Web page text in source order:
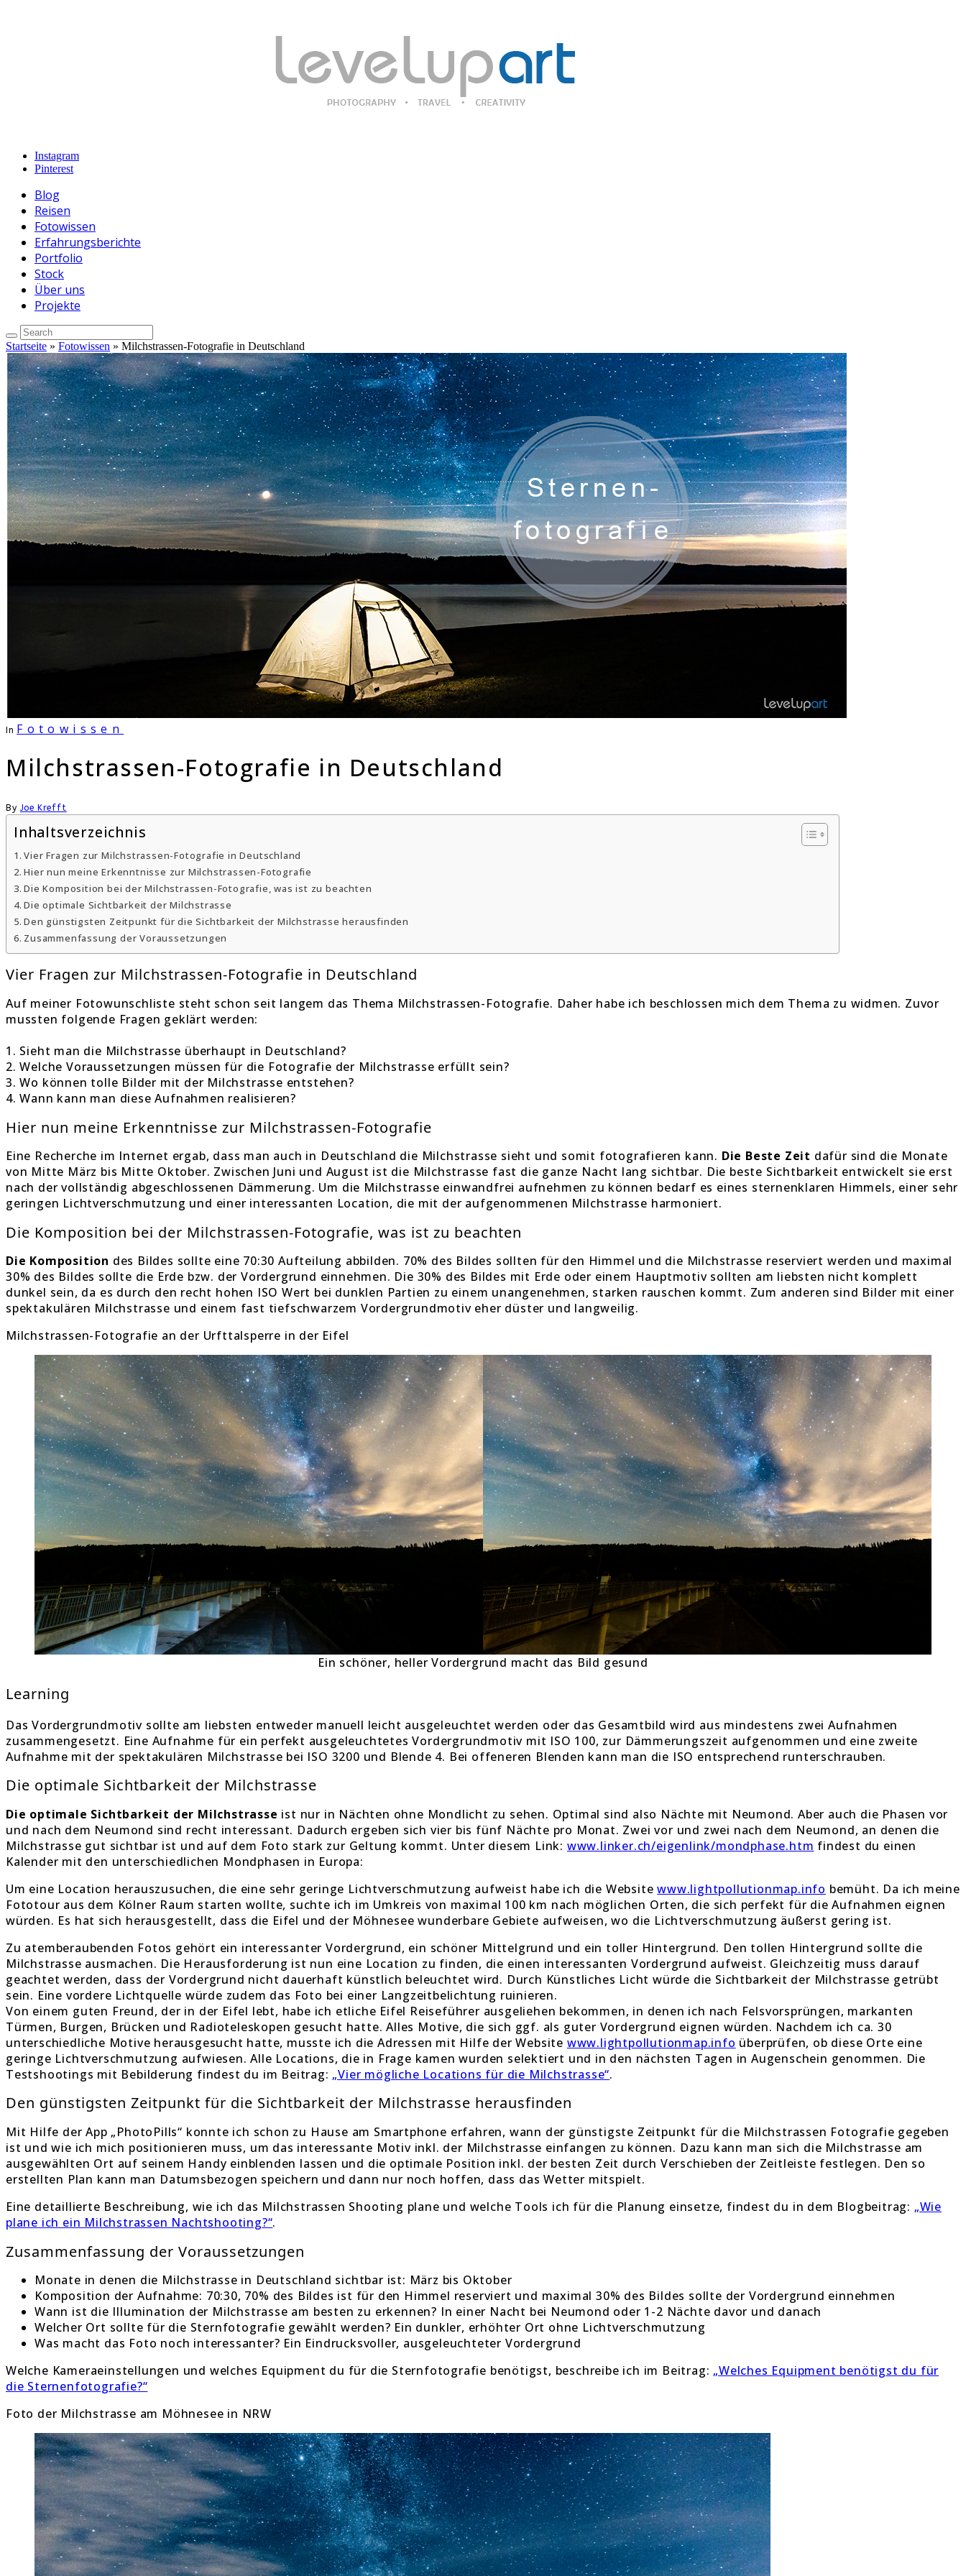
Instagram
Pinterest
Blog
Reisen
Fotowissen
Erfahrungsberichte
Portfolio
Stock
Über uns
Projekte
Startseite » Fotowissen » Milchstrassen-Fotografie in Deutschland
In Fotowissen
Milchstrassen-Fotografie in Deutschland
By Joe Krefft
Inhaltsverzeichnis
Vier Fragen zur Milchstrassen-Fotografie in Deutschland
Hier nun meine Erkenntnisse zur Milchstrassen-Fotografie
Die Komposition bei der Milchstrassen-Fotografie, was ist zu beachten
Die optimale Sichtbarkeit der Milchstrasse
Den günstigsten Zeitpunkt für die Sichtbarkeit der Milchstrasse herausfinden
Zusammenfassung der Voraussetzungen
Vier Fragen zur Milchstrassen-Fotografie in Deutschland
Auf meiner Fotowunschliste steht schon seit langem das Thema Milchstrassen-Fotografie. Daher habe ich beschlossen mich dem Thema zu widmen. Zuvor
mussten folgende Fragen geklärt werden:
1. Sieht man die Milchstrasse überhaupt in Deutschland?
2. Welche Voraussetzungen müssen für die Fotografie der Milchstrasse erfüllt sein?
3. Wo können tolle Bilder mit der Milchstrasse entstehen?
4. Wann kann man diese Aufnahmen realisieren?
Hier nun meine Erkenntnisse zur Milchstrassen-Fotografie
Eine Recherche im Internet ergab, dass man auch in Deutschland die Milchstrasse sieht und somit fotografieren kann. Die Beste Zeit dafür sind die Monate
von Mitte März bis Mitte Oktober. Zwischen Juni und August ist die Milchstrasse fast die ganze Nacht lang sichtbar. Die beste Sichtbarkeit entwickelt sie erst
nach der vollständig abgeschlossenen Dämmerung. Um die Milchstrasse einwandfrei aufnehmen zu können bedarf es eines sternenklaren Himmels, einer sehr
geringen Lichtverschmutzung und einer interessanten Location, die mit der aufgenommenen Milchstrasse harmoniert.
Die Komposition bei der Milchstrassen-Fotografie, was ist zu beachten
Die Komposition des Bildes sollte eine 70:30 Aufteilung abbilden. 70% des Bildes sollten für den Himmel und die Milchstrasse reserviert werden und maximal
30% des Bildes sollte die Erde bzw. der Vordergrund einnehmen. Die 30% des Bildes mit Erde oder einem Hauptmotiv sollten am liebsten nicht komplett
dunkel sein, da es durch den recht hohen ISO Wert bei dunklen Partien zu einem unangenehmen, starken rauschen kommt. Zum anderen sind Bilder mit einer
spektakulären Milchstrasse und einem fast tiefschwarzem Vordergrundmotiv eher düster und langweilig.
Milchstrassen-Fotografie an der Urfttalsperre in der Eifel
Ein schöner, heller Vordergrund macht das Bild gesund
Learning
Das Vordergrundmotiv sollte am liebsten entweder manuell leicht ausgeleuchtet werden oder das Gesamtbild wird aus mindestens zwei Aufnahmen
zusammengesetzt. Eine Aufnahme für ein perfekt ausgeleuchtetes Vordergrundmotiv mit ISO 100, zur Dämmerungszeit aufgenommen und eine zweite
Aufnahme mit der spektakulären Milchstrasse bei ISO 3200 und Blende 4. Bei offeneren Blenden kann man die ISO entsprechend runterschrauben.
Die optimale Sichtbarkeit der Milchstrasse
Die optimale Sichtbarkeit der Milchstrasse ist nur in Nächten ohne Mondlicht zu sehen. Optimal sind also Nächte mit Neumond. Aber auch die Phasen vor
und nach dem Neumond sind recht interessant. Dadurch ergeben sich vier bis fünf Nächte pro Monat. Zwei vor und zwei nach dem Neumond, an denen die
Milchstrasse gut sichtbar ist und auf dem Foto stark zur Geltung kommt. Unter diesem Link: www.linker.ch/eigenlink/mondphase.htm findest du einen
Kalender mit den unterschiedlichen Mondphasen in Europa:
Um eine Location herauszusuchen, die eine sehr geringe Lichtverschmutzung aufweist habe ich die Websitewww.lightpollutionmap.info bemüht. Da ich meine
Fototour aus dem Kölner Raum starten wollte, suchte ich im Umkreis von maximal 100 km nach möglichen Orten, die sich perfekt für die Aufnahmen eignen
würden. Es hat sich herausgestellt, dass die Eifel und der Möhnesee wunderbare Gebiete aufweisen, wo die Lichtverschmutzung äußerst gering ist.
Zu atemberaubenden Fotos gehört ein interessanter Vordergrund, ein schöner Mittelgrund und ein toller Hintergrund. Den tollen Hintergrund sollte die
Milchstrasse ausmachen. Die Herausforderung ist nun eine Location zu finden, die einen interessanten Vordergrund aufweist. Gleichzeitig muss darauf
geachtet werden, dass der Vordergrund nicht dauerhaft künstlich beleuchtet wird. Durch Künstliches Licht würde die Sichtbarkeit der Milchstrasse getrübt
sein. Eine vordere Lichtquelle würde zudem das Foto bei einer Langzeitbelichtung ruinieren.
Von einem guten Freund, der in der Eifel lebt, habe ich etliche Eifel Reiseführer ausgeliehen bekommen, in denen ich nach Felsvorsprüngen, markanten
Türmen, Burgen, Brücken und Radioteleskopen gesucht hatte. Alles Motive, die sich ggf. als guter Vordergrund eignen würden. Nachdem ich ca. 30
unterschiedliche Motive herausgesucht hatte, musste ich die Adressen mit Hilfe der Website www.lightpollutionmap.info überprüfen, ob diese Orte eine
geringe Lichtverschmutzung aufwiesen. Alle Locations, die in Frage kamen wurden selektiert und in den nächsten Tagen in Augenschein genommen. Die
Testshootings mit Bebilderung findest du im Beitrag: „Vier mögliche Locations für die Milchstrasse“.
Den günstigsten Zeitpunkt für die Sichtbarkeit der Milchstrasse herausfinden
Mit Hilfe der App „PhotoPills“ konnte ich schon zu Hause am Smartphone erfahren, wann der günstigste Zeitpunkt für die Milchstrassen Fotografie gegeben
ist und wie ich mich positionieren muss, um das interessante Motiv inkl. der Milchstrasse einfangen zu können. Dazu kann man sich die Milchstrasse am
ausgewählten Ort auf seinem Handy einblenden lassen und die optimale Position inkl. der besten Zeit durch Verschieben der Zeitleiste festlegen. Den so
erstellten Plan kann man Datumsbezogen speichern und dann nur noch hoffen, dass das Wetter mitspielt.
Eine detaillierte Beschreibung, wie ich das Milchstrassen Shooting plane und welche Tools ich für die Planung einsetze, findest du in dem Blogbeitrag: „Wie
plane ich ein Milchstrassen Nachtshooting?“.
Zusammenfassung der Voraussetzungen
Monate in denen die Milchstrasse in Deutschland sichtbar ist: März bis Oktober
Komposition der Aufnahme: 70:30, 70% des Bildes ist für den Himmel reserviert und maximal 30% des Bildes sollte der Vordergrund einnehmen
Wann ist die Illumination der Milchstrasse am besten zu erkennen? In einer Nacht bei Neumond oder 1-2 Nächte davor und danach
Welcher Ort sollte für die Sternfotografie gewählt werden? Ein dunkler, erhöhter Ort ohne Lichtverschmutzung
Was macht das Foto noch interessanter? Ein Eindrucksvoller, ausgeleuchteter Vordergrund
Welche Kameraeinstellungen und welches Equipment du für die Sternfotografie benötigst, beschreibe ich im Beitrag: „Welches Equipment benötigst du für
die Sternenfotografie?“
Foto der Milchstrasse am Möhnesee in NRW